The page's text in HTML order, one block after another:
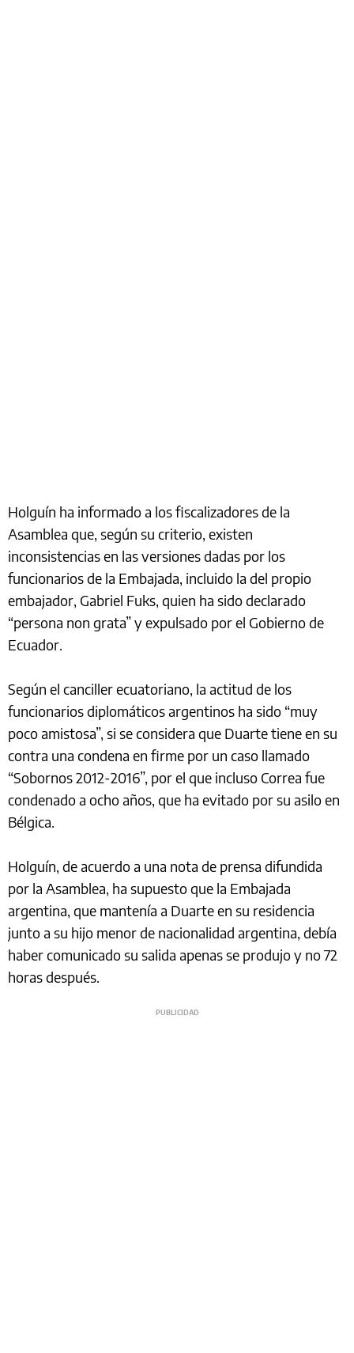
Holguín ha informado a los fiscalizadores de la
Asamblea que, según su criterio, existen
inconsistencias en las versiones dadas por los
funcionarios de la Embajada, incluido la del propio
embajador, Gabriel Fuks, quien ha sido declarado
“persona non grata” y expulsado por el Gobierno de
Ecuador.
Según el canciller ecuatoriano, la actitud de los
funcionarios diplomáticos argentinos ha sido “muy
poco amistosa”, si se considera que Duarte tiene en su
contra una condena en firme por un caso llamado
“Sobornos 2012-2016”, por el que incluso Correa fue
condenado a ocho años, que ha evitado por su asilo en
Bélgica.
Holguín, de acuerdo a una nota de prensa difundida
por la Asamblea, ha supuesto que la Embajada
argentina, que mantenía a Duarte en su residencia
junto a su hijo menor de nacionalidad argentina, debía
haber comunicado su salida apenas se produjo y no 72
horas después.